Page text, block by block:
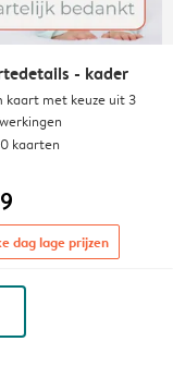
- kader
kaart met keuze uit 3
kaarten
dag lage prijzen